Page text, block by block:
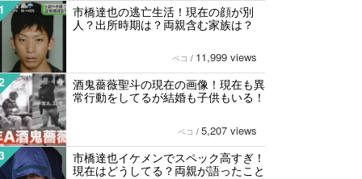
市橋達也の逃亡生活！現在の顔が別
人？出所時期は？両親含む家族は？
ペコ / 11,999 views
酒鬼薔薇聖斗の現在の画像！現在も異
常行動をしてるが結婚も子供もいる！
ペコ / 5,207 views
市橋達也イケメンでスペック高すぎ！
現在はどうしてる？両親が語ったこと